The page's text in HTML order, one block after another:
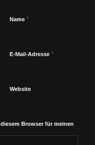
Name *
E-Mail-Adresse *
Website
Browser für meinen